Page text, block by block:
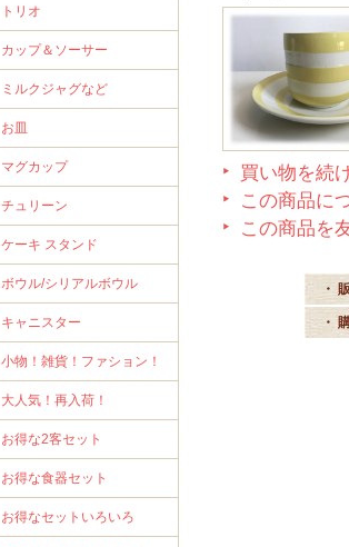
トリオ
カップ＆ソーサー
ミルクジャグなど
お皿
マグカップ
チュリーン
ケーキ スタンド
ボウル/シリアルボウル
キャニスター
小物！雑貨！ファション！
大人気！再入荷！
お得な2客セット
お得な食器セット
お得なセットいろいろ
買い物を続
この商品に
この商品を
・
・